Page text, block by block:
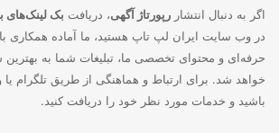
اگر به دنبال انتشار رپورتاژ آگهی، دریافت بک لینک‌های
در وب سایت ایران لپ تاپ هستید، ما آماده همکاری
حرفه‌ای و محتوای تخصصی ما، تبلیغات شما به
خواهد شد. برای ارتباط و هماهنگی از طریق تلگرام
باشید و خدمات مورد نظر خود را دریافت کنید.